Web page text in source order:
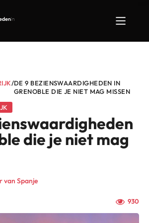
/DE 9 BEZIENSWAARDIGHEDEN IN
GRENOBLE DIE JE NIET MAG MISSEN
die je niet mag
van Spanje
930